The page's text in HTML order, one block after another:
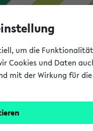
um die
Cookies und Daten
mit der Wirkung für